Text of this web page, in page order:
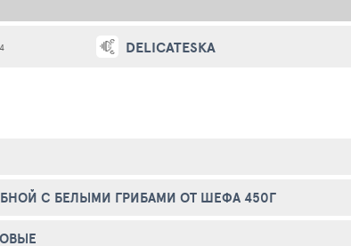
DELICATESKA
С БЕЛЫМИ ГРИБАМИ ОТ ШЕФА 450Г